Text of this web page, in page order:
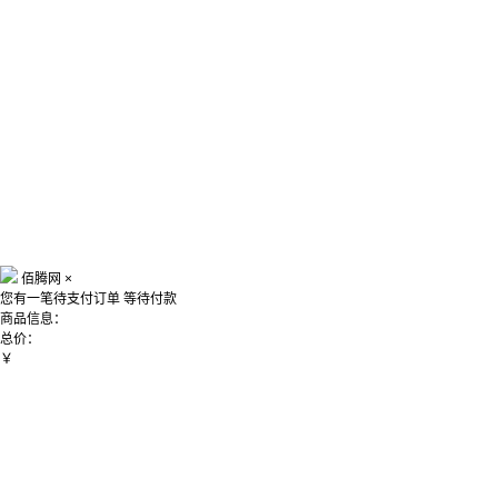
佰腾网 ×
您有一笔待支付订单 等待付款
商品信息：
总价：
￥